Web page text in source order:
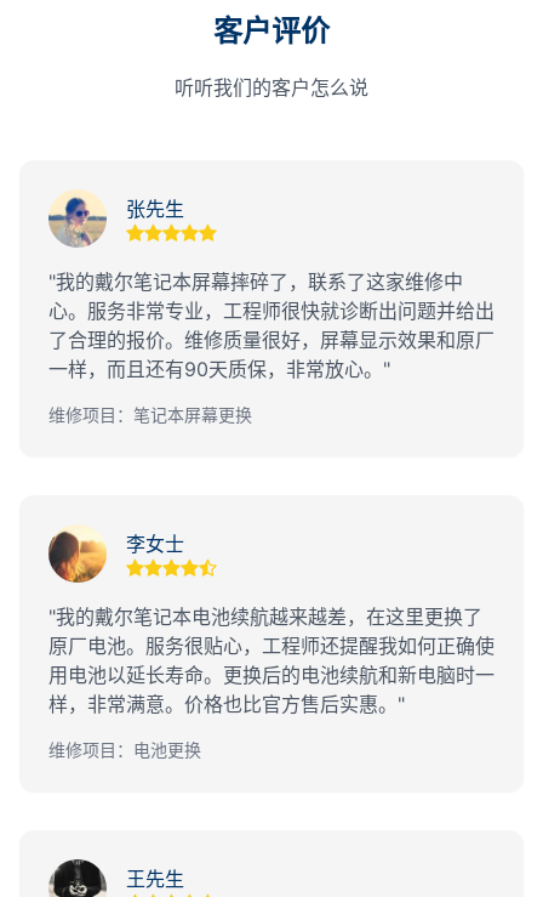
客户评价
听听我们的客户怎么说
张先生
"我的戴尔笔记本屏幕摔碎了，联系了这家维修中
心。服务非常专业，工程师很快就诊断出问题并给出
了合理的报价。维修质量很好，屏幕显示效果和原厂
一样，而且还有90天质保，非常放心。"
维修项目：笔记本屏幕更换
李女士
"我的戴尔笔记本电池续航越来越差，在这里更换了
原厂电池。服务很贴心，工程师还提醒我如何正确使
用电池以延长寿命。更换后的电池续航和新电脑时一
样，非常满意。价格也比官方售后实惠。"
维修项目：电池更换
王先生